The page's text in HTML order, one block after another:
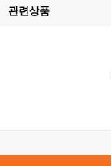
관련상품